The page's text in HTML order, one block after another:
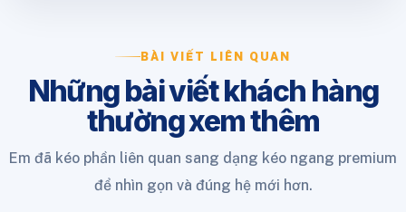
BÀI VIẾT LIÊN QUAN
Những bài viết khách hàng
thường xem thêm
Em đã kéo phần liên quan sang dạng kéo ngang premium
để nhìn gọn và đúng hệ mới hơn.